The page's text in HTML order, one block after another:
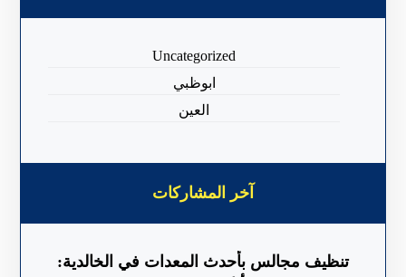
Uncategorized
ابوظبي
العين
آخر المشاركات
تنظيف مجالس بأحدث المعدات في الخالدية: